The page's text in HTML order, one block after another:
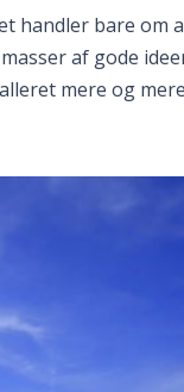
handler bare om
af gode
mere og